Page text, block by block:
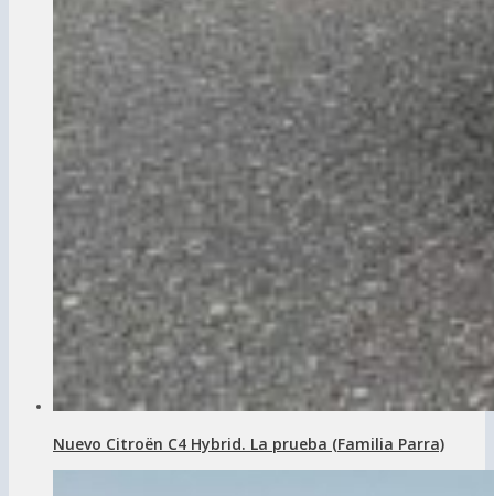
Nuevo Citroën C4 Hybrid. La prueba (Familia Parra)